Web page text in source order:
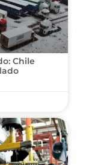
Chile